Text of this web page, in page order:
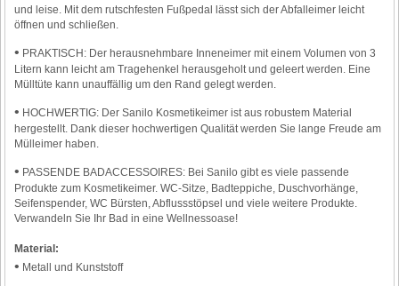
und leise. Mit dem rutschfesten Fußpedal lässt sich der Abfalleimer leicht
öffnen und schließen.
• PRAKTISCH: Der herausnehmbare Inneneimer mit einem Volumen von 3
Litern kann leicht am Tragehenkel herausgeholt und geleert werden. Eine
Mülltüte kann unauffällig um den Rand gelegt werden.
• HOCHWERTIG: Der Sanilo Kosmetikeimer ist aus robustem Material
hergestellt. Dank dieser hochwertigen Qualität werden Sie lange Freude am
Mülleimer haben.
• PASSENDE BADACCESSOIRES: Bei Sanilo gibt es viele passende
Produkte zum Kosmetikeimer. WC-Sitze, Badteppiche, Duschvorhänge,
Seifenspender, WC Bürsten, Abflussstöpsel und viele weitere Produkte.
Verwandeln Sie Ihr Bad in eine Wellnessoase!
Material:
• Metall und Kunststoff